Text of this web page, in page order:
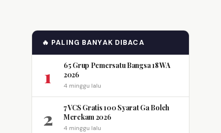
🔥 PALING BANYAK DIBACA
1
65 Grup Pemersatu Bangsa 18 WA
2026
4 minggu lalu
2
7 VCS Gratis 100 Syarat Ga Boleh
Merekam 2026
4 minggu lalu